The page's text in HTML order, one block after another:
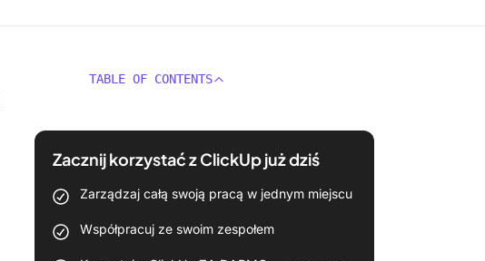
TABLE OF CONTENTS
Zacznij korzystać z ClickUp już dziś
Zarządzaj całą swoją pracą w jednym miejscu
Współpracuj ze swoim zespołem